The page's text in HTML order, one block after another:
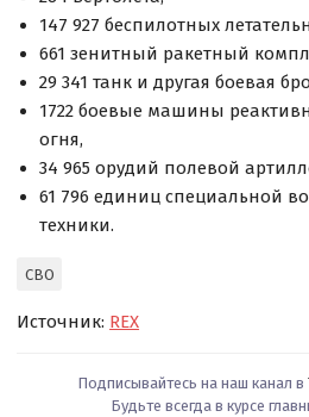
147 927 беспилотных
661 зенитный ракетный
29 341 танк и другая боевая
1722 боевые машины
огня,
34 965 орудий полевой
61 796 единиц специальной
техники.
СВО
Источник: REX
Подписывайтесь на наш канал в
Будьте всегда в курсе